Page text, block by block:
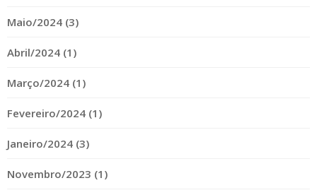
Maio/2024 (3)
Abril/2024 (1)
Março/2024 (1)
Fevereiro/2024 (1)
Janeiro/2024 (3)
Novembro/2023 (1)